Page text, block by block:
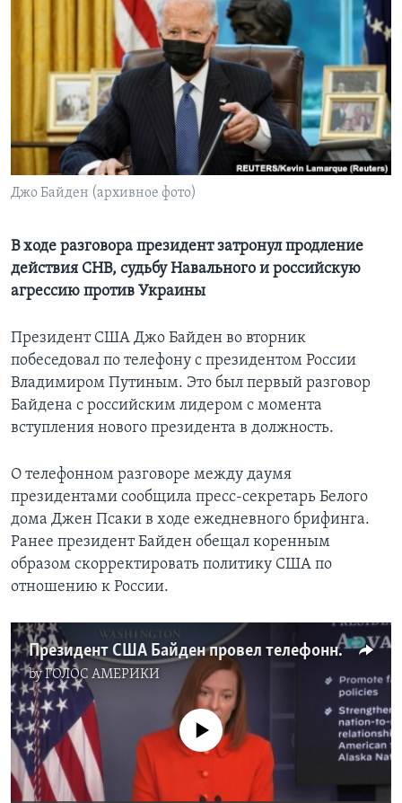
Learning English
СОЦИАЛЬНЫЕ СЕТИ
Языки
Джо Байден (архивное фото)
В ходе разговора президент затронул продление
действия СНВ, судьбу Навального и российскую
агрессию против Украины
Президент США Джо Байден во вторник
побеседовал по телефону с президентом России
Владимиром Путиным. Это был первый разговор
Байдена с российским лидером с момента
вступления нового президента в должность.
О телефонном разговоре между даумя
президентами сообщила пресс-секретарь Белого
дома Джен Псаки в ходе ежедневного брифинга.
Ранее президент Байден обещал коренным
образом скорректировать политику США по
отношению к России.
Президент США Байден провел телефонный разговор с президентом РФ Путиным
byГОЛОС АМЕРИКИ
No media source currently available